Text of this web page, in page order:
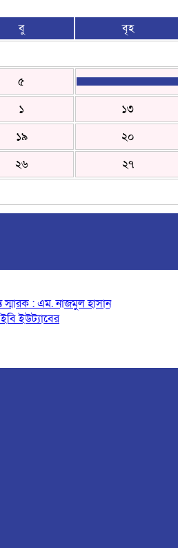
বু বৃহ
৫
১ ১৩
১৯ ২০
২৬ ২৭
: এম. নাজমুল হাসান
ইউট্যাবের